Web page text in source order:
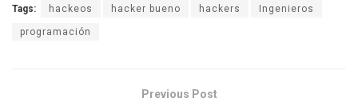
Tags: hackeos hacker bueno hackers Ingenieros
programación
Previous Post